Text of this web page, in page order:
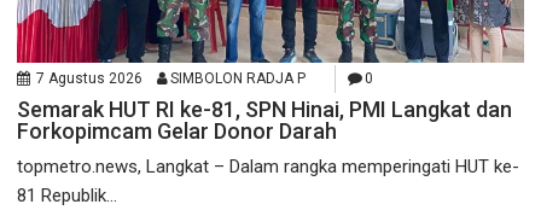
7 Agustus 2026 SIMBOLON RADJA P 0
Semarak HUT RI ke-81, SPN Hinai, PMI Langkat dan
Forkopimcam Gelar Donor Darah
topmetro.news, Langkat – Dalam rangka memperingati HUT ke-
81 Republik...